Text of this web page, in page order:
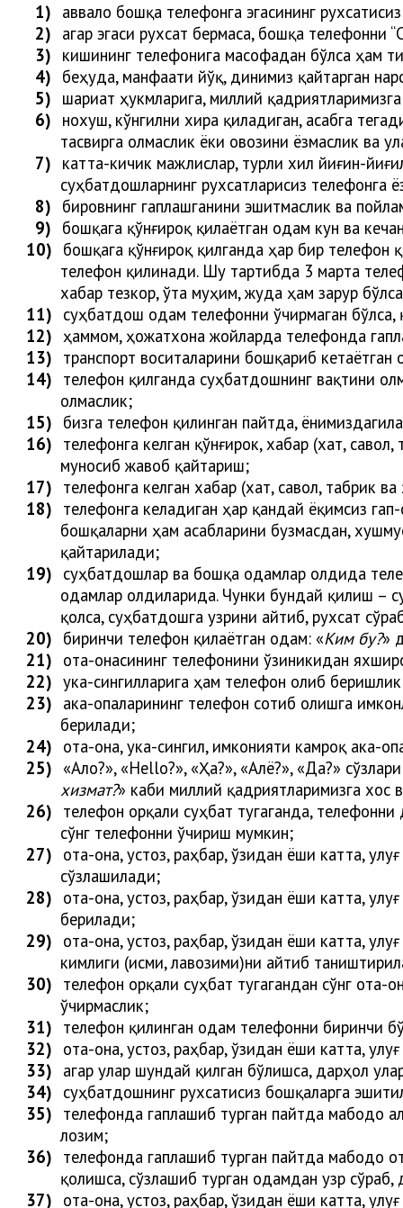
1) аввало бошқа телефонга эгасининг
2) агар эгаси рухсат бермаса, бошқа телефонни
3) кишининг телефонига масофадан бўлса ҳам
4) беҳуда, манфаати йўқ, динимиз қайтарган
5) шариат ҳукмларига, миллий
6) нохуш, кўнгилни хира қиладиган, асабга
тасвирга олмаслик ёки овозини ёзмаслик ва
7) катта-кичик мажлислар, турли хил йиғин-
суҳбатдошларнинг рухсатларисиз телефонга
8) бировнинг гаплашганини эшитмаслик ва
9) бошқага қўнғироқ қилаётган одам кун ва
10) бошқага қўнғироқ қилганда ҳар бир телефон
телефон қилинади. Шу тартибда 3 марта
хабар тезкор, ўта муҳим, жуда ҳам зарур
11) суҳбатдош одам телефонни ўчирмаган
12) ҳаммом,ҳожатхона жойларда телефонда
13) транспорт воситаларини бошқариб
14) телефон қилганда суҳбатдошнинг вақтини
олмаслик;
15) бизга телефон қилинган пайтда,
16) телефонга келган қўнғирок, хабар (хат,
муносиб жавоб қайтариш;
17) телефонга келган хабар (хат, савол, табрик
18) телефонга келадиган ҳар қандай ёқимсиз
бошқаларни ҳам асабларини бузмасдан,
қайтарилади;
19) суҳбатдошлар ва бошқа одамлар олдида
одамлар олдиларида. Чунки бундай қилиш –
қолса, суҳбатдошга узрини айтиб, рухсат
20) биринчи телефон қилаётган одам: «Ким бу?»
21) ота-онасининг телефонини ўзиникидан
22) ука-сингилларига ҳам телефон олиб
23) ака-опаларининг телефон сотиб олишга
берилади;
24) ота-она, ука-сингил, имконияти камроқ ака-
25) «Ало?», «Hello?», «Ҳа?», «Алё?», «Да?»
хизмат?» каби миллий қадриятларимизга хос
26) телефон орқали суҳбат тугаганда, телефонни
сўнг телефонни ўчириш мумкин;
27) ота-она, устоз, раҳбар, ўзидан ёши катта,
сўзлашилади;
28) ота-она, устоз, раҳбар, ўзидан ёши катта,
берилади;
29) ота-она, устоз, раҳбар, ўзидан ёши катта,
кимлиги (исми, лавозими)ни айтиб таништири
30) телефон орқали суҳбат тугагандан сўнг ота-
ўчирмаслик;
31) телефон қилинган одам телефонни биринчи
32) ота-она, устоз, раҳбар, ўзидан ёши катта,
33) агар улар шундай қилган бўлишса, дарҳол
34) суҳбатдошнинг рухсатисиз бошқаларга
35) телефонда гаплашиб турган пайтда мабодо
лозим;
36) телефонда гаплашиб турган пайтда мабодо
қолишса, сўзлашиб турган одамдан узр сўраб,
37) ота-она, устоз, раҳбар, ўзидан ёши катта,